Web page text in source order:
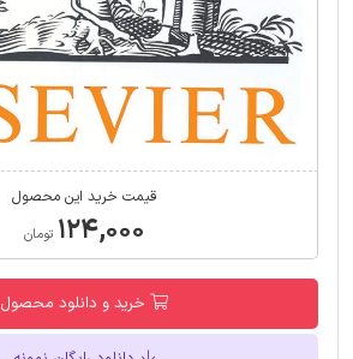
قیمت خرید این محصول
۱۲۴,۰۰۰ تومان
خرید و دانلود محصول